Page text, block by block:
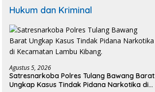
Hukum dan Kriminal
Agustus 5, 2026
Satresnarkoba Polres Tulang Bawang Barat
Ungkap Kasus Tindak Pidana Narkotika di